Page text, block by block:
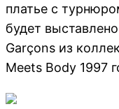
платье с
будет
Garçons из
Meets Body 1997